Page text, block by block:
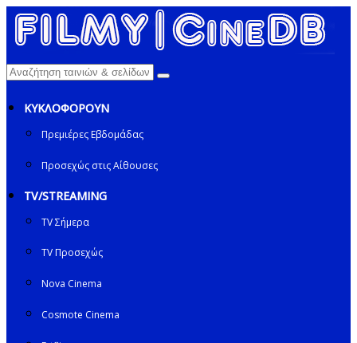
ΚΥΚΛΟΦΟΡΟΥΝ
Πρεμιέρες Εβδομάδας
Προσεχώς στις Αίθουσες
TV/STREAMING
TV Σήμερα
TV Προσεχώς
Nova Cinema
Cosmote Cinema